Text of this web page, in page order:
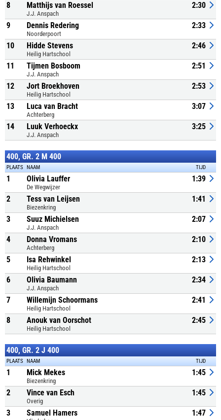
8 Matthijs van Roessel
J.J. Anspach
2:30
9 Dennis Redering
Noorderpoort
2:33
10 Hidde Stevens
Heilig Hartschool
2:46
11 Tijmen Bosboom
J.J. Anspach
2:51
12 Jort Broekhoven
Heilig Hartschool
2:53
13 Luca van Bracht
Achterberg
3:07
14 Luuk Verhoeckx
J.J. Anspach
3:25
400, GR. 2 M 400
PLAATS NAAM TIJD
1 Olivia Lauffer
De Wegwijzer
1:39
2 Tess van Leijsen
Biezenkring
1:41
3 Suuz Michielsen
J.J. Anspach
2:07
4 Donna Vromans
Achterberg
2:10
5 Isa Rehwinkel
Heilig Hartschool
2:13
6 Olivia Baumann
J.J. Anspach
2:34
7 Willemijn Schoormans
Heilig Hartschool
2:41
8 Anouk van Oorschot
Heilig Hartschool
2:45
400, GR. 2 J 400
PLAATS NAAM TIJD
1 Mick Mekes
Biezenkring
1:45
2 Vince van Esch
Overig
1:45
3 Samuel Hamers 1:47